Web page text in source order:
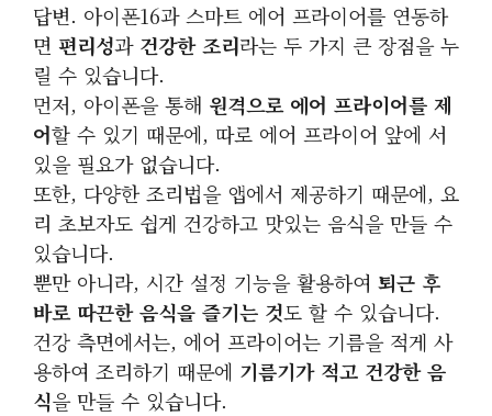
답변. 아이폰16과 스마트 에어 프라이어를 연동하
면 편리성과 건강한 조리라는 두 가지 큰 장점을 누
릴 수 있습니다.
먼저, 아이폰을 통해 원격으로 에어 프라이어를 제
어할 수 있기 때문에, 따로 에어 프라이어 앞에 서
있을 필요가 없습니다.
또한, 다양한 조리법을 앱에서 제공하기 때문에, 요
리 초보자도 쉽게 건강하고 맛있는 음식을 만들 수
있습니다.
뿐만 아니라, 시간 설정 기능을 활용하여 퇴근 후
바로 따끈한 음식을 즐기는 것도 할 수 있습니다.
건강 측면에서는, 에어 프라이어는 기름을 적게 사
용하여 조리하기 때문에 기름기가 적고 건강한 음
식을 만들 수 있습니다.